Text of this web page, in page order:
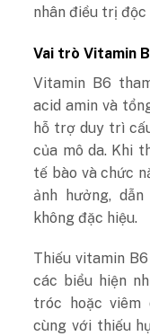
nhân điều trị độc
Vai trò Vitamin
Vitamin B6
acid amin và
hỗ trợ duy trì
của mô da. Khi
tế bào và chức
ảnh hưởng,
không đặc hiệu.
Thiếu vitamin
các biểu hiện
tróc hoặc viêm
cùng với thiếu